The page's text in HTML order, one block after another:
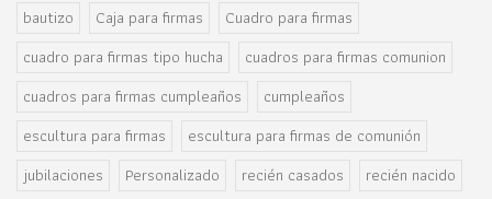
bautizo Caja para firmas
Cuadro para firmas
cuadro para firmas tipo hucha
cuadros para firmas comunion
cuadros para firmas cumpleaños
cumpleaños
escultura para firmas
escultura para firmas de comunión
jubilaciones
Personalizado recién casados
recién nacido